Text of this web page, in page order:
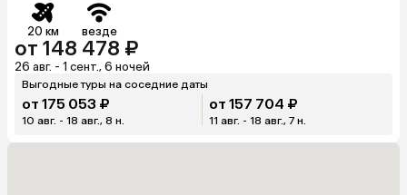
20 км везде
от 148 478 ₽
26 авг. - 1 сент., 6 ночей
Выгодные туры на соседние даты
от 175 053 ₽
10 авг. - 18 авг., 8 н.
от 157 704 ₽
11 авг. - 18 авг., 7 н.